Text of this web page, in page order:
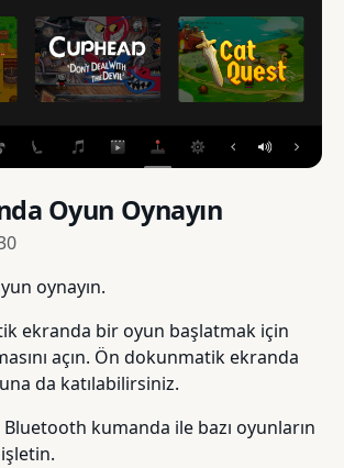
Oyun Oynayın
oynayın.
ekranda bir oyun başlatmak için
açın. Ön dokunmatik ekranda
da katılabilirsiniz.
kumanda ile bazı oyunların